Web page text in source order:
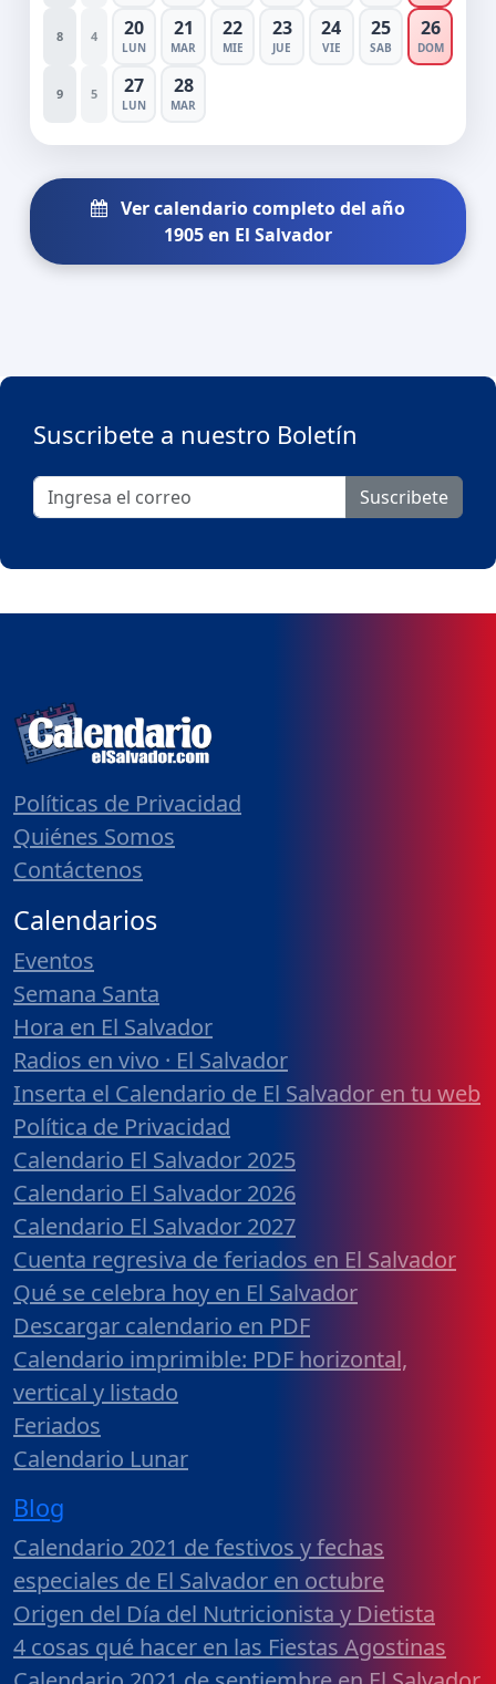
8 4 20
LUN
21
MAR
22
MIE
23
JUE
24
VIE
25
SAB
26
DOM
9 5 27
LUN
28
MAR
Ver calendario completo del año
1905 en El Salvador
Suscribete a nuestro Boletín
Suscribete
Políticas de Privacidad
Quiénes Somos
Contáctenos
Calendarios
Eventos
Semana Santa
Hora en El Salvador
Radios en vivo · El Salvador
Inserta el Calendario de El Salvador en tu web
Política de Privacidad
Calendario El Salvador 2025
Calendario El Salvador 2026
Calendario El Salvador 2027
Cuenta regresiva de feriados en El Salvador
Qué se celebra hoy en El Salvador
Descargar calendario en PDF
Calendario imprimible: PDF horizontal,
vertical y listado
Feriados
Calendario Lunar
Blog
Calendario 2021 de festivos y fechas
especiales de El Salvador en octubre
Origen del Día del Nutricionista y Dietista
4 cosas qué hacer en las Fiestas Agostinas